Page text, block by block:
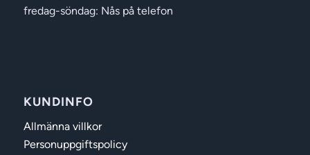
fredag-söndag: Nås på telefon
KUNDINFO
Allmänna villkor
Personuppgiftspolicy